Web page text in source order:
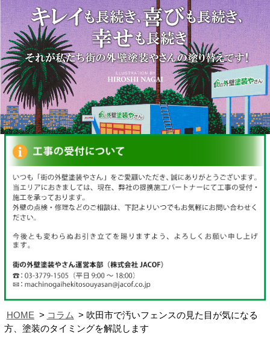
HOME コラム
吹田市で汚いフェンスの見た目が気になる
方、塗装のタイミングを解説します